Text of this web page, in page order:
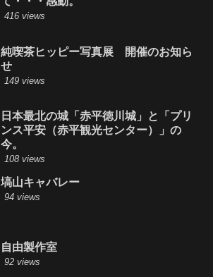
416 views
純喫茶ヒッピー写真展 開催のお知ら
せ
149 views
日本最北の城「赤平徳川城」と「プリ
ンス平安（赤平観光センター）」の
今。
108 views
塙山キャバレー
94 views
自由製作室
92 views